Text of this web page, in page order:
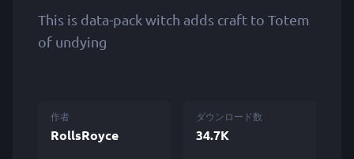
This is data-pack witch adds craft to Totem
of undying
作者
RollsRoyce
ダウンロード数
34.7K